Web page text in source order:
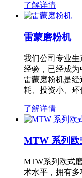
了解详情
雷蒙磨粉机
我们公司专业
经验，已经成为
雷蒙磨粉机是
耗、投资小、
了解详情
MTW 系列欧
MTW系列欧式
术水平，拥有